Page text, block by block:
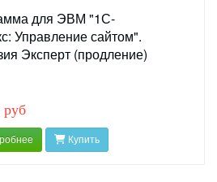
для ЭВМ "1С-
Управление сайтом".
Эксперт (продление)
руб
Купить